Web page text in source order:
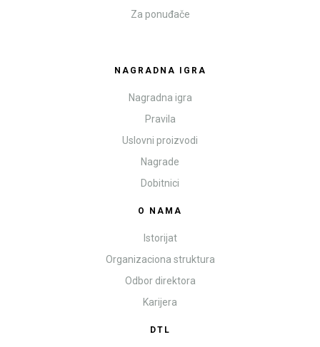
Za ponuđače
NAGRADNA IGRA
Nagradna igra
Pravila
Uslovni proizvodi
Nagrade
Dobitnici
O NAMA
Istorijat
Organizaciona struktura
Odbor direktora
Karijera
DTL